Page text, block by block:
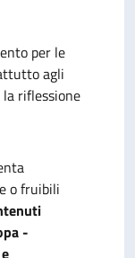
per le
agli
riflessione
o fruibili
-
e